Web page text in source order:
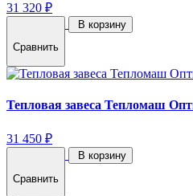
31 320 ₽
Сравнить
В корзину
Тепловая завеса Тепломаш
31 450 ₽
Сравнить
В корзину